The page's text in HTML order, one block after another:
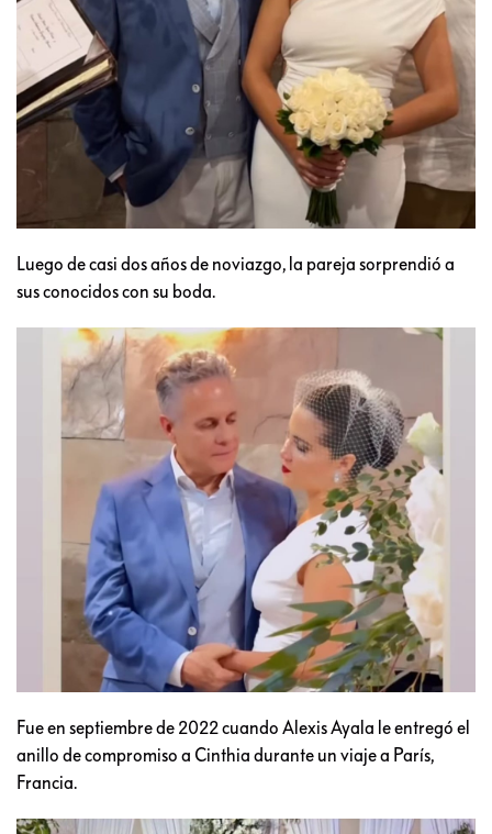
Luego de casi dos años de noviazgo, la pareja sorprendió a
sus conocidos con su boda.
Fue en septiembre de 2022 cuando Alexis Ayala le entregó el
anillo de compromiso a Cinthia durante un viaje a París,
Francia.